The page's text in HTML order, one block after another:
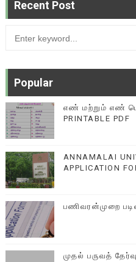
Recent Post
Popular
எண் மற்றும் எண்
PRINTABLE PDF
ANNAMALAI
APPLICATION
பணிவரன்முறை
முதல் பருவத்